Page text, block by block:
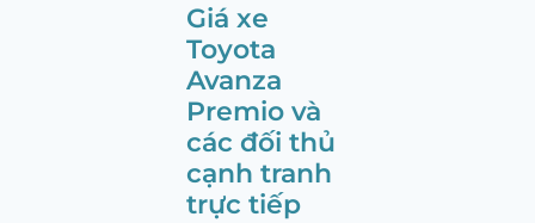
Giá xe
Toyota
Avanza
Premio và
các đối thủ
cạnh tranh
trực tiếp